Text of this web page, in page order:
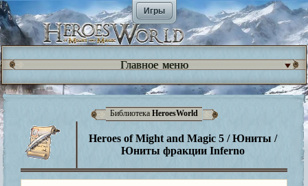
Игры
Главное меню
Библиотека HeroesWorld
Heroes of Might and Magic 5 / Юниты /
Юниты фракции Inferno